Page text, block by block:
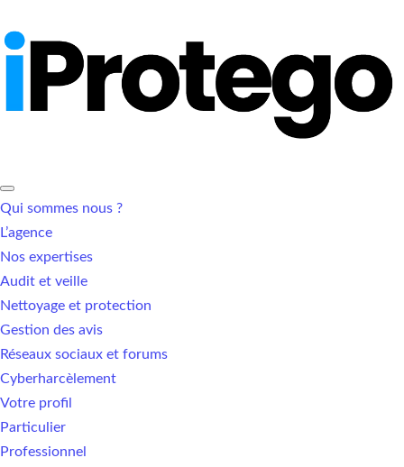
Qui sommes nous ?
L’agence
Nos expertises
Audit et veille
Nettoyage et protection
Gestion des avis
Réseaux sociaux et forums
Cyberharcèlement
Votre profil
Particulier
Professionnel